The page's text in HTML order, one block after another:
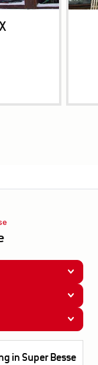
in Super Besse